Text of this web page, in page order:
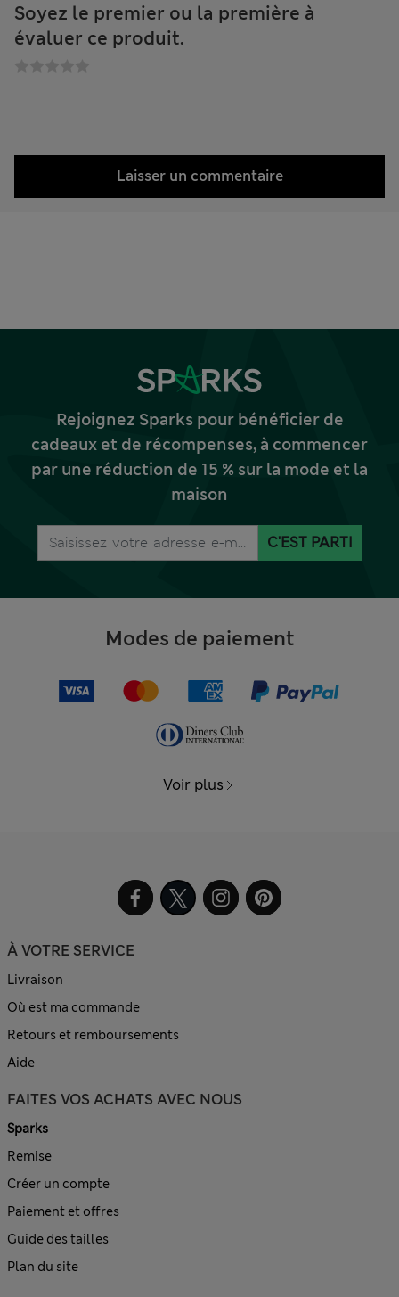
Soyez le premier ou la première à
évaluer ce produit.
Laisser un commentaire
Rejoignez Sparks pour bénéficier de
cadeaux et de récompenses, à commencer
par une réduction de 15 % sur la mode et la
maison
C'EST PARTI
Modes de paiement
Voir plus
À VOTRE SERVICE
Livraison
Où est ma commande
Retours et remboursements
Aide
FAITES VOS ACHATS AVEC NOUS
Sparks
Remise
Créer un compte
Paiement et offres
Guide des tailles
Plan du site